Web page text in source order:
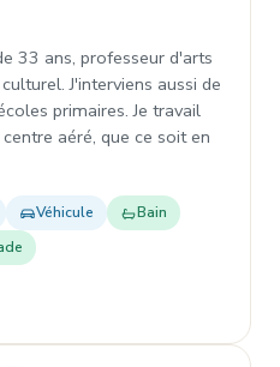
33 ans, professeur d'arts
J'interviens aussi de
primaires. Je travail
aéré, que ce soit en
Véhicule
Bain